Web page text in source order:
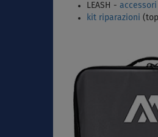
LEASH -
kit riparazioni